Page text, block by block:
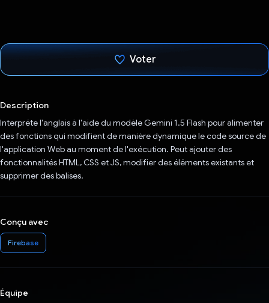
Voter
Description
Interpréte l'anglais à l'aide du modèle Gemini 1.5 Flash pour alimenter
des fonctions qui modifient de manière dynamique le code source de
l'application Web au moment de l'exécution. Peut ajouter des
fonctionnalités HTML, CSS et JS, modifier des éléments existants et
supprimer des balises.
Conçu avec
Firebase
Équipe